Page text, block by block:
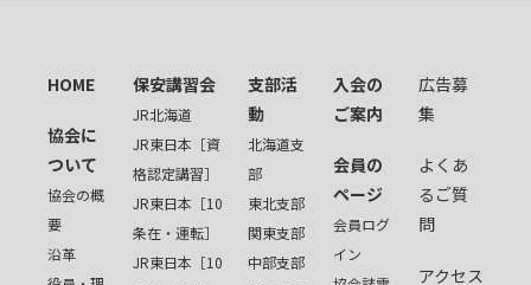
HOME
協会に
ついて
協会の概
要
沿革
保安講習会
JR北海道
JR東日本［資
格認定講習］
JR東日本［10
条在・運転］
JR東日本［10
支部活
動
北海道支
部
東北支部
関東支部
中部支部
入会の
ご案内
会員の
ページ
会員ログ
イン
広告募
集
よくあ
るご質
問
アクセス